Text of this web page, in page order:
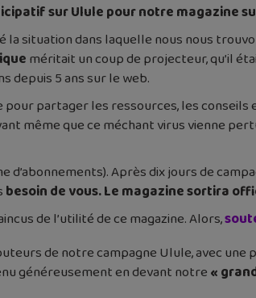
sur Ulule pour notre magazine
la situation dans laquelle nous nous
méritait un coup de projecteur, qu’il
depuis 5 ans sur le web.
partager les ressources, les
même que ce méchant virus vienne
Après dix jours de
besoin de vous. Le magazine sortira
de l’utilité de ce magazine. Alors,
de notre campagne Ulule, avec une
généreusement en devant notre«